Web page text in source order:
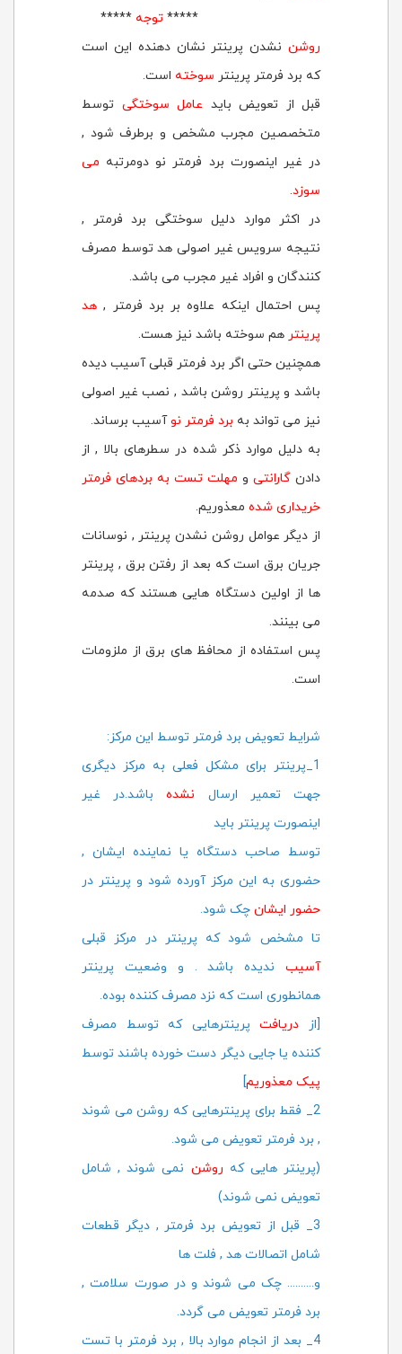
***** توجه *****
روشن نشدن پرینتر نشان دهنده این است
که برد فرمتر پرینتر سوخته است.
قبل از تعویض باید عامل سوختگی توسط
متخصصین مجرب مشخص و برطرف شود ,
در غیر اینصورت برد فرمتر نو دومرتبه می
سوزد.
در اکثر موارد دلیل سوختگی برد فرمتر ,
نتیجه سرویس غیر اصولی هد توسط مصرف
کنندگان و افراد غیر مجرب می باشد.
پس احتمال اینکه علاوه بر برد فرمتر , هد
پرینتر هم سوخته باشد نیز هست.
همچنین حتی اگر برد فرمتر قبلی آسیب دیده
باشد و پرینتر روشن باشد , نصب غیر اصولی
نیز می تواند به برد فرمتر نوآسیب برساند.
به دلیل موارد ذکر شده در سطرهای بالا , از
دادن گارانتی و مهلت تست به بردهای فرمتر
خریداری شده معذوریم.
از دیگر عوامل روشن نشدن پرینتر , نوسانات
جریان برق است که بعد از رفتن برق , پرینتر
ها از اولین دستگاه هایی هستند که صدمه
می بینند.
پس استفاده از محافظ های برق از ملزومات
است.
شرایط تعویض برد فرمتر توسط این مرکز:
1_پرینتر برای مشکل فعلی به مرکز دیگری
جهت تعمیر ارسال نشدهباشد.در غیر
اینصورت پرینتر باید
توسط صاحب دستگاه یا نماینده ایشان ,
حضوری به این مرکز آورده شود و پرینتر در
حضور ایشان چک شود.
تا مشخص شود که پرینتر در مرکز قبلی
آسیب ندیده باشد . و وضعیت پرینتر
همانطوری است که نزد مصرف کننده بوده.
[از دریافتپرینترهایی که توسط مصرف
کننده یا جایی دیگر دست خورده باشند توسط
پیک معذوریم]
2_ فقط برای پرینترهایی که روشن می شوند
, برد فرمتر تعویض می شود.
(پرینتر هایی که روشن نمی شوند , شامل
تعویض نمی شوند)
3_ قبل از تعویض برد فرمتر , دیگر قطعات
شامل اتصالات هد , فلت ها
و.......... چک می شوند و در صورت سلامت ,
برد فرمتر تعویض می گردد.
4_ بعد از انجام موارد بالا , برد فرمتر با تست